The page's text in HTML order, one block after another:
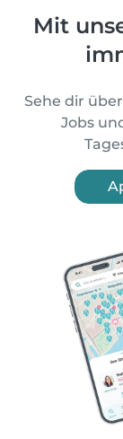
Mit
Sehe dir
Jobs